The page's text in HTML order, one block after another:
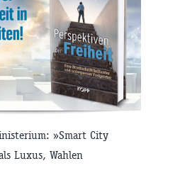
»Smart City
Luxus, Wahlen